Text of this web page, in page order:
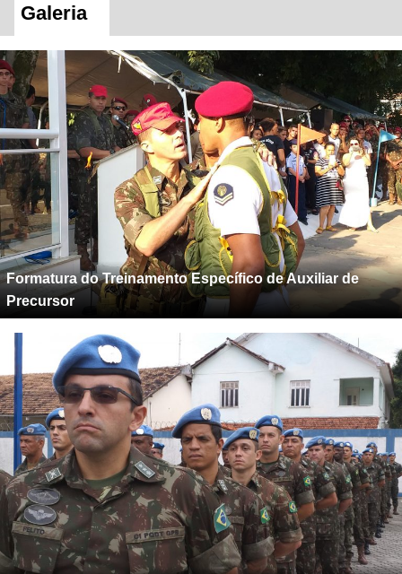
Galeria
Formatura do Treinamento Específico de Auxiliar de
Precursor